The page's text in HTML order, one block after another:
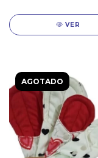
VER
AGOTADO